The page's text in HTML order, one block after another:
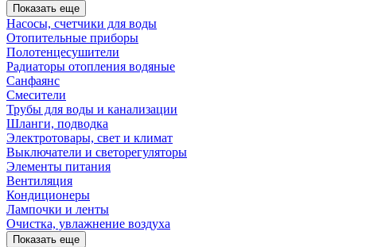
Показать еще
Насосы, счетчики для воды
Отопительные приборы
Полотенцесушители
Радиаторы отопления водяные
Санфаянс
Смесители
Трубы для воды и канализации
Шланги, подводка
Электротовары, свет и климат
Выключатели и светорегуляторы
Элементы питания
Вентиляция
Кондиционеры
Лампочки и ленты
Очистка, увлажнение воздуха
Показать еще